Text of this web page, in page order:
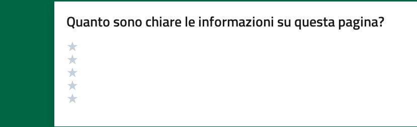
Quanto sono chiare le informazioni su questa pagina?
Valutazione